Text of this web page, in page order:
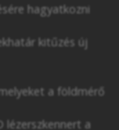
hagyatkozni
kitűzés új
a földmérő
lézerszkennert a